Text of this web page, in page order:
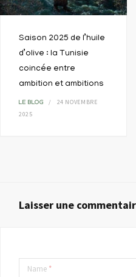
Saison 2025 de l’huile
d’olive : la Tunisie
coincée entre
ambition et ambitions
LE BLOG
24 NOVEMBRE
2025
Laisser une
Name *